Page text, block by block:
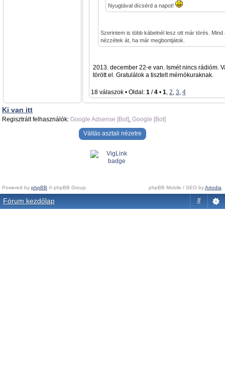
Nyugtával dícsérd a napot!
Szerintem is több kábelnél lesz ott már törés.
nézzétek át, ha már megbontjátok.
2013. december 22-e van. Ismét nincs rádióm.
törött el. Gratulálok a tisztelt mérnökuraknak.
18 válaszok • Oldal: 1 /4 • 1, 2, 3, 4
Ki van itt
Regisztrált felhasználók: Google Adsense [Bot], Google [Bot]
Váltás asztali nézetre
Powered by phpBB © phpBB Group. phpBB Mobile / SEO byArtodia.
Fórum kezdőlap #